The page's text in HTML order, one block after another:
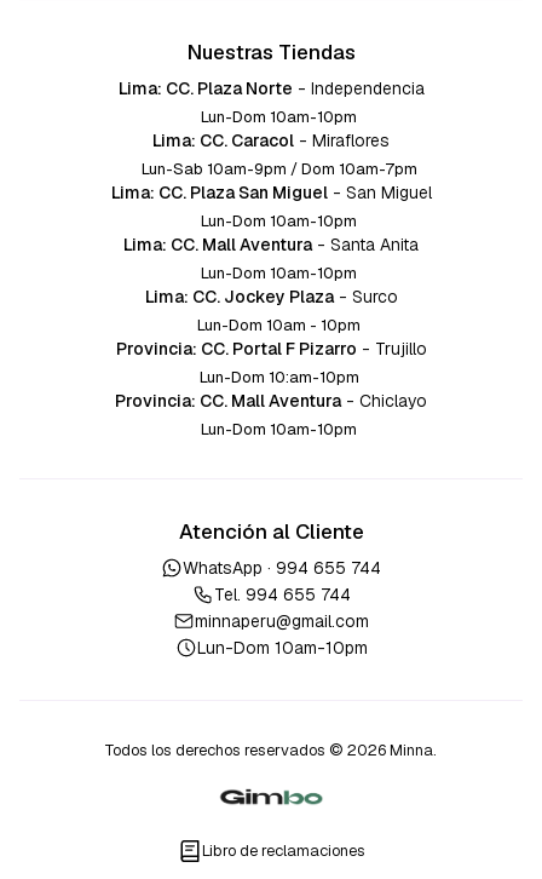
Nuestras Tiendas
Lima: CC. Plaza Norte - Independencia
Lun-Dom 10am-10pm
Lima: CC. Caracol - Miraflores
Lun-Sab 10am-9pm / Dom 10am-7pm
Lima: CC. Plaza San Miguel - San Miguel
Lun-Dom 10am-10pm
Lima: CC. Mall Aventura - Santa Anita
Lun-Dom 10am-10pm
Lima: CC. Jockey Plaza - Surco
Lun-Dom 10am - 10pm
Provincia: CC. Portal F Pizarro - Trujillo
Lun-Dom 10:am-10pm
Provincia: CC. Mall Aventura - Chiclayo
Lun-Dom 10am-10pm
Atención al Cliente
WhatsApp · 994 655 744
Tel. 994 655 744
minnaperu@gmail.com
Lun-Dom 10am-10pm
Todos los derechos reservados © 2026 Minna.
Libro de reclamaciones